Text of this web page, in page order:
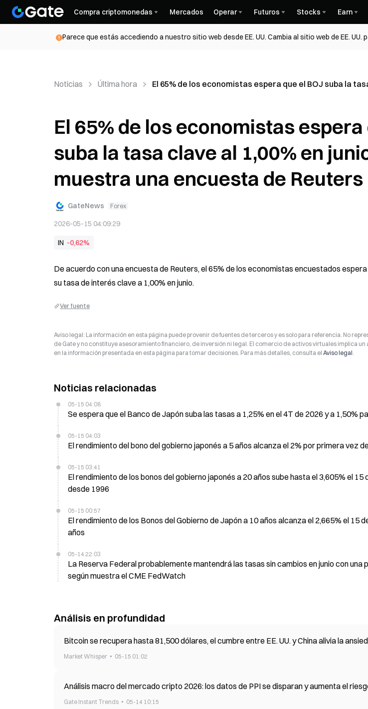
Compra criptomonedas Mercados Operar Futuros Stocks Earn
Parece que estás accediendo a nuestro sitio web desde EE. UU. Cambia al sitio web de EE.
Noticias Última hora El 65% de los economistas espera que el BOJ suba la
El 65% de los economistas espera
suba la tasa clave al 1,00% en
muestra una encuesta de Reuters
GateNews Forex
2026-05-15 04:09:29
IN -0,62%
De acuerdo con una encuesta de Reuters, el 65% de los economistas encuestados
su tasa de interés clave a 1,00% en junio.
Ver fuente
Aviso legal: La información en esta página puede provenir de fuentes de terceros y es solo para referencia. No
de Gate y no constituye asesoramiento financiero, de inversión ni legal. El comercio de activos virtuales implica un
en la información presentada en esta página para tomar decisiones. Para más detalles, consulta el Aviso legal.
Noticias relacionadas
05-15 04:08
Se espera que el Banco de Japón suba las tasas a 1,25% en el 4T de 2026 y a 1,50%
05-15 04:03
El rendimiento del bono del gobierno japonés a 5 años alcanza el 2% por primera vez
05-15 03:41
El rendimiento de los bonos del gobierno japonés a 20 años sube hasta el 3,605% el 15
desde 1996
05-15 00:57
El rendimiento de los Bonos del Gobierno de Japón a 10 años alcanza el 2,665% el 15
años
05-14 22:03
La Reserva Federal probablemente mantendrá las tasas sin cambios en junio con una
según muestra el CME FedWatch
Análisis en profundidad
Bitcoin se recupera hasta 81,500 dólares, el cumbre entre EE. UU. y China alivia la
Market Whisper 05-15 01:02
Análisis macro del mercado cripto 2026: los datos de PPI se disparan y aumenta el
Gate Instant Trends 05-14 10:15